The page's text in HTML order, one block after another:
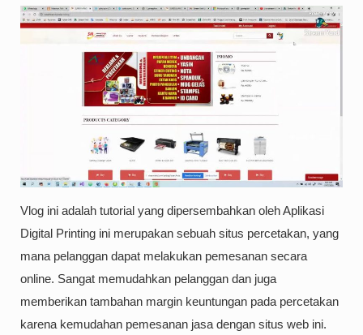
Vlog ini adalah tutorial yang dipersembahkan oleh Aplikasi
Digital Printing ini merupakan sebuah situs percetakan, yang
mana pelanggan dapat melakukan pemesanan secara
online. Sangat memudahkan pelanggan dan juga
memberikan tambahan margin keuntungan pada percetakan
karena kemudahan pemesanan jasa dengan situs web ini.